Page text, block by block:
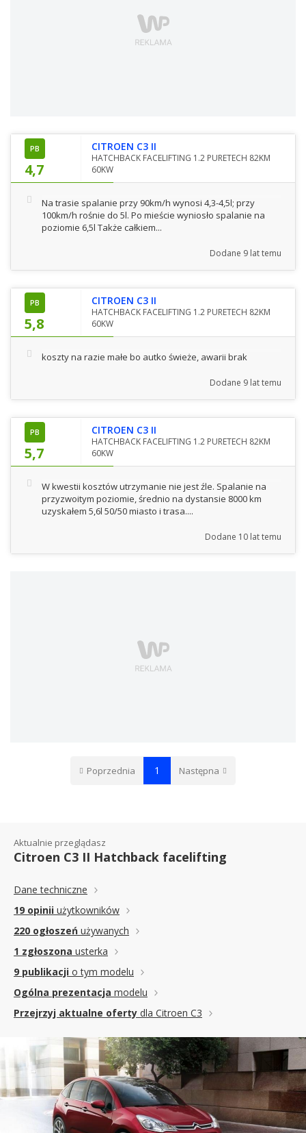
PB
4,7
CITROEN C3 II
HATCHBACK FACELIFTING 1.2 PURETECH 82KM
60KW
Na trasie spalanie przy 90km/h wynosi 4,3-4,5l; przy
100km/h rośnie do 5l. Po mieście wyniosło spalanie na
poziomie 6,5l Także całkiem...
Dodane 9 lat temu
PB
5,8
CITROEN C3 II
HATCHBACK FACELIFTING 1.2 PURETECH 82KM
60KW
koszty na razie małe bo autko świeże, awarii brak
Dodane 9 lat temu
PB
5,7
CITROEN C3 II
HATCHBACK FACELIFTING 1.2 PURETECH 82KM
60KW
W kwestii kosztów utrzymanie nie jest źle. Spalanie na
przyzwoitym poziomie, średnio na dystansie 8000 km
uzyskałem 5,6l 50/50 miasto i trasa....
Dodane 10 lat temu
Poprzednia 1 Następna
Aktualnie przeglądasz
Citroen C3 II Hatchback facelifting
Dane techniczne
19 opinii użytkowników
220 ogłoszeń używanych
1 zgłoszona usterka
9 publikacji o tym modelu
Ogólna prezentacja modelu
Przejrzyj aktualne oferty dla Citroen C3